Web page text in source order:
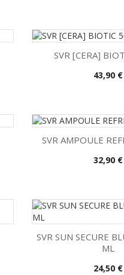
Vista
SVR [CERA]
Precio
43,90 €
Vista
SVR AMPOULE
Precio
32,90 €
Vista
SVR SUN SECURE
ML
Precio
24,50 €